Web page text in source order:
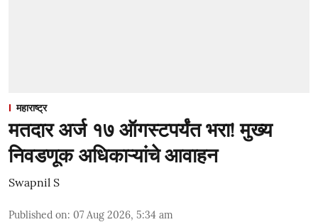
महाराष्ट्र
मतदार अर्ज १७ ऑगस्टपर्यंत भरा! मुख्य
निवडणूक अधिकाऱ्यांचे आवाहन
Swapnil S
Published on: 07 Aug 2026, 5:34 am